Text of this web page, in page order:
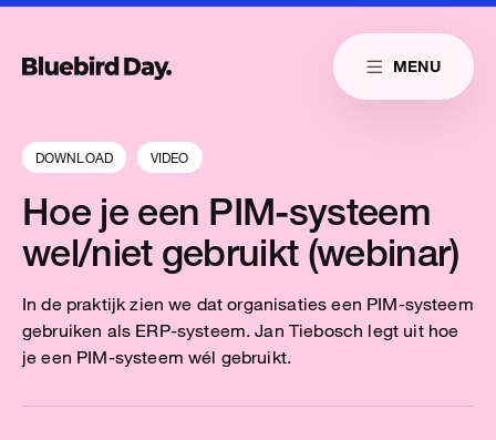
Skip to main content
MENU
Link naar
Cases
Diensten
Insights
Cultuur
Contact
DOWNLOAD VIDEO
Hoe je een PIM-systeem
wel/niet gebruikt (webinar)
In de praktijk zien we dat organisaties een PIM-systeem
gebruiken als ERP-systeem. Jan Tiebosch legt uit hoe
je een PIM-systeem wél gebruikt.